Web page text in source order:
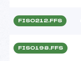
FIS0212.FFS
FIS0198.FFS